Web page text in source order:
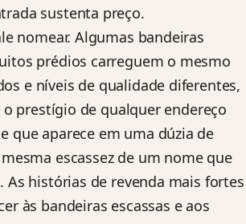
sustenta preço.
nomear. Algumas bandeiras
prédios carreguem o mesmo
e níveis de qualidade diferentes,
prestígio de qualquer endereço
que aparece em uma dúzia de
escassez de um nome que
As histórias de revenda mais fortes
às bandeiras escassas e aos